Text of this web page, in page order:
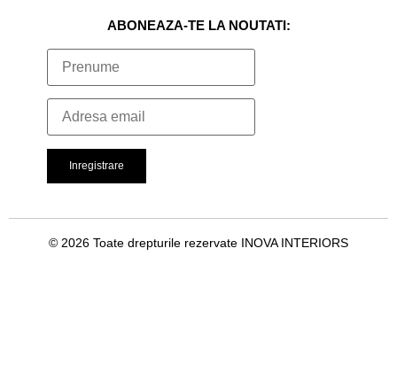
ABONEAZA-TE LA NOUTATI:
© 2026 Toate drepturile rezervate INOVA INTERIORS